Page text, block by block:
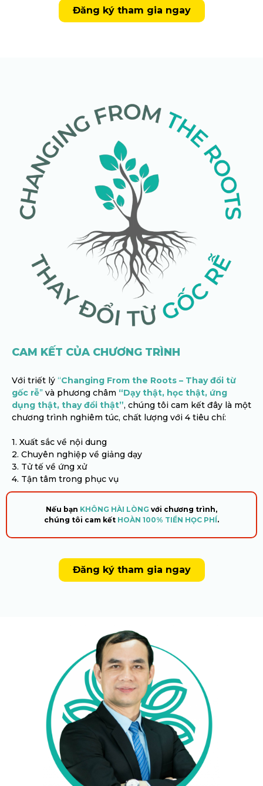
Đăng ký tham gia ngay
CAM KẾT CỦA CHƯƠNG TRÌNH
Với triết lý “Changing From the Roots – Thay đổi từ
gốc rễ” và phương châm “Dạy thật, học thật, ứng
dụng thật, thay đổi thật”, chúng tôi cam kết đây là một
chương trình nghiêm túc, chất lượng với 4 tiêu chí:
1. Xuất sắc về nội dung
2. Chuyên nghiệp về giảng dạy
3. Tử tế về ứng xử
4. Tận tâm trong phục vụ
Nếu bạn KHÔNG HÀI LÒNG với chương trình,
chúng tôi cam kết HOÀN 100% TIỀN HỌC PHÍ.
Đăng ký tham gia ngay